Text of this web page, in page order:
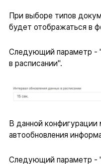
При выборе типов
будет отображаться в
Следующий параметр -
в расписании".
В данной
автообновления
Следующий параметр -